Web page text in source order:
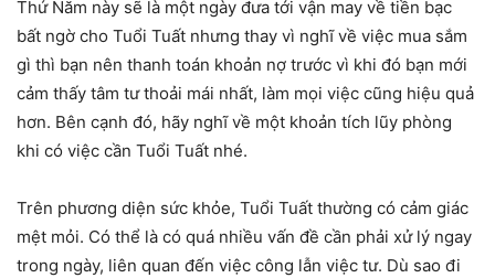
Thứ Năm này sẽ là một ngày đưa tới vận may về tiền bạc
bất ngờ cho Tuổi Tuất nhưng thay vì nghĩ về việc mua sắm
gì thì bạn nên thanh toán khoản nợ trước vì khi đó bạn mới
cảm thấy tâm tư thoải mái nhất, làm mọi việc cũng hiệu quả
hơn. Bên cạnh đó, hãy nghĩ về một khoản tích lũy phòng
khi có việc cần Tuổi Tuất nhé.
Trên phương diện sức khỏe, Tuổi Tuất thường có cảm giác
mệt mỏi. Có thể là có quá nhiều vấn đề cần phải xử lý ngay
trong ngày, liên quan đến việc công lẫn việc tư. Dù sao đi